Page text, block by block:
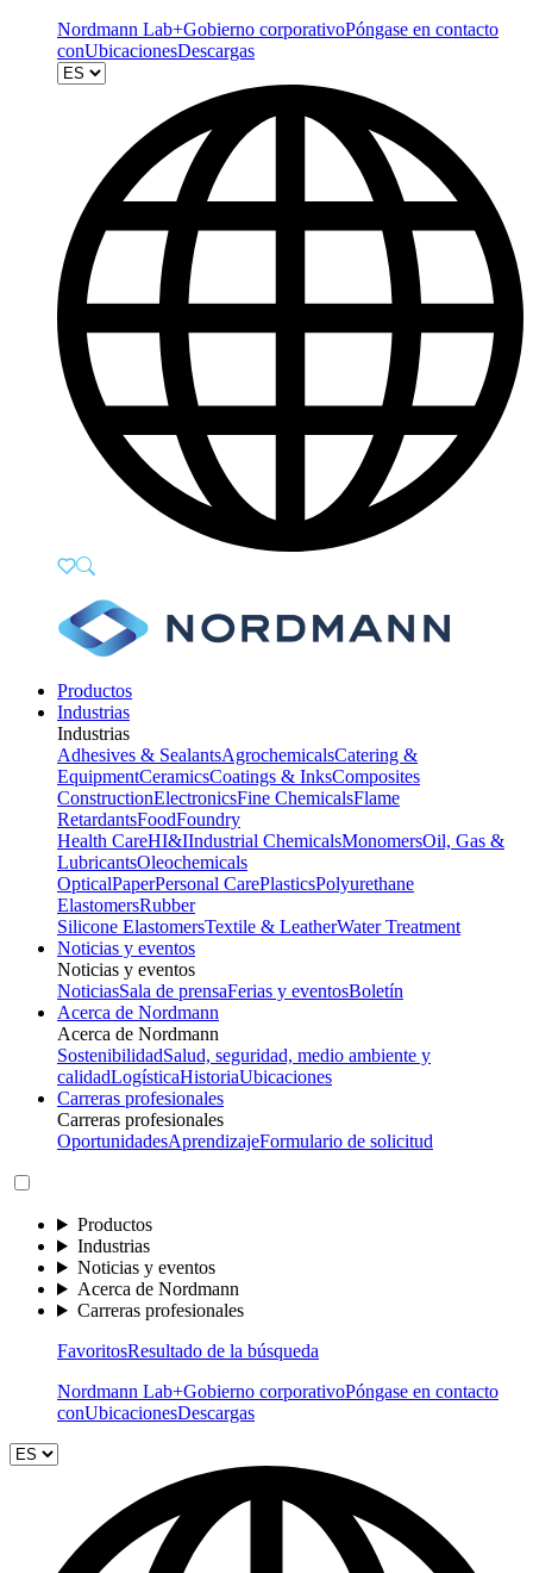
Nordmann Lab+Gobierno corporativoPóngase en contacto
conUbicacionesDescargas
Productos
Industrias
Industrias
Adhesives & SealantsAgrochemicalsCatering &
EquipmentCeramicsCoatings & InksComposites
ConstructionElectronicsFine ChemicalsFlame
RetardantsFoodFoundry
Health CareHI&IIndustrial ChemicalsMonomersOil, Gas &
LubricantsOleochemicals
OpticalPaperPersonal CarePlasticsPolyurethane
ElastomersRubber
Silicone ElastomersTextile & LeatherWater Treatment
Noticias y eventos
Noticias y eventos
NoticiasSala de prensaFerias y eventosBoletín
Acerca de Nordmann
Acerca de Nordmann
SostenibilidadSalud, seguridad, medio ambiente y
calidadLogísticaHistoriaUbicaciones
Carreras profesionales
Carreras profesionales
OportunidadesAprendizajeFormulario de solicitud
Productos
Industrias
Noticias y eventos
Acerca de Nordmann
Carreras profesionales
FavoritosResultado de la búsqueda
Nordmann Lab+Gobierno corporativoPóngase en contacto
conUbicacionesDescargas